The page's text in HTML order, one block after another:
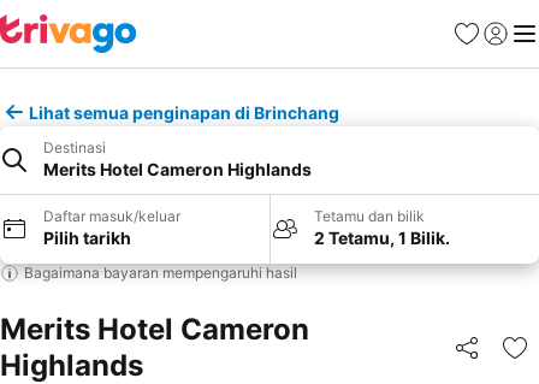
Kegemaran
Daftar
Lihat semua penginapan di Brinchang
Destinasi
Merits Hotel Cameron Highlands
Daftar masuk/keluar
Pilih tarikh
Tetamu dan bilik
2 Tetamu, 1 Bilik.
Bagaimana bayaran mempengaruhi hasil
Merits Hotel Cameron
Highlands
Kongsi